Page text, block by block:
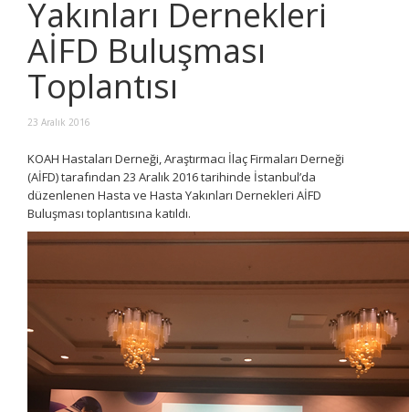
Yakınları Dernekleri
AİFD Buluşması
Toplantısı
23 Aralık 2016
KOAH Hastaları Derneği, Araştırmacı İlaç Firmaları Derneği
(AİFD) tarafından 23 Aralık 2016 tarihinde İstanbul’da
düzenlenen Hasta ve Hasta Yakınları Dernekleri AİFD
Buluşması toplantısına katıldı.